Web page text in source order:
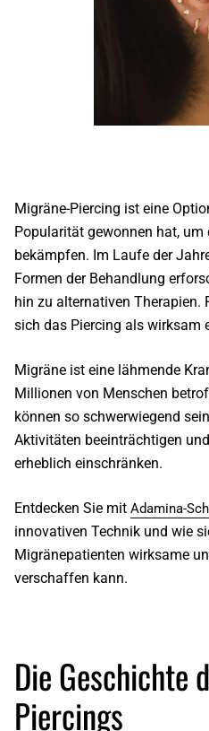
Migräne-Piercing ist eine
Popularität gewonnen hat, um
bekämpfen. Im Laufe der
Formen der Behandlung
hin zu alternativen Therapien.
sich das Piercing als wirksam
Migräne ist eine lähmende
Millionen von Menschen
können so schwerwiegend
Aktivitäten beeinträchtigen
erheblich einschränken.
Entdecken Sie mit Adamina-
innovativen Technik und wie
Migränepatienten wirksame
verschaffen kann.
Die Geschichte
Piercings